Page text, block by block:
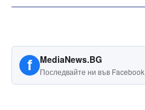
f MediaNews.BG
Последвайте ни във Facebook